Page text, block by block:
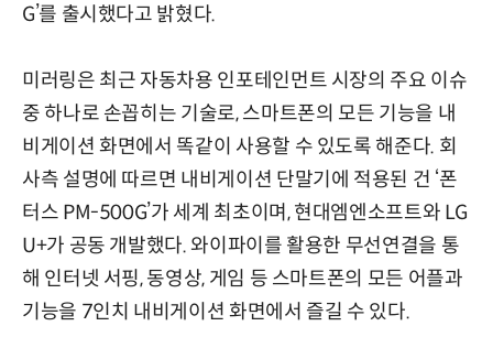
G’를 출시했다고 밝혔다.
미러링은 최근 자동차용 인포테인먼트 시장의 주요 이슈
중 하나로 손꼽히는 기술로, 스마트폰의 모든 기능을 내
비게이션 화면에서 똑같이 사용할 수 있도록 해준다. 회
사측 설명에 따르면 내비게이션 단말기에 적용된 건 ‘폰
터스 PM-500G’가 세계 최초이며, 현대엠엔소프트와 LG
U+가 공동 개발했다. 와이파이를 활용한 무선연결을 통
해 인터넷 서핑, 동영상, 게임 등 스마트폰의 모든 어플과
기능을 7인치 내비게이션 화면에서 즐길 수 있다.